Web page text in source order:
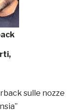
sulle nozze